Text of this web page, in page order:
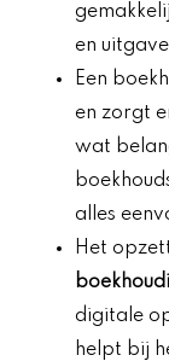
en
Een
en zorgt
wat
alles
Het
digitale
helpt bij